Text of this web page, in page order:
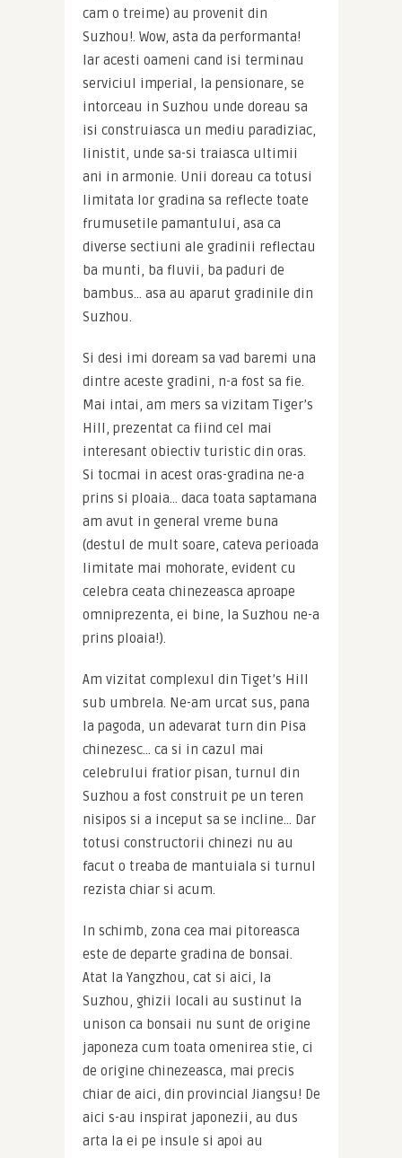
cam o treime) au provenit din
Suzhou!. Wow, asta da performanta!
Iar acesti oameni cand isi terminau
serviciul imperial, la pensionare, se
intorceau in Suzhou unde doreau sa
isi construiasca un mediu paradiziac,
linistit, unde sa-si traiasca ultimii
ani in armonie. Unii doreau ca totusi
limitata lor gradina sa reflecte toate
frumusetile pamantului, asa ca
diverse sectiuni ale gradinii reflectau
ba munti, ba fluvii, ba paduri de
bambus… asa au aparut gradinile din
Suzhou.
Si desi imi doream sa vad baremi una
dintre aceste gradini, n-a fost sa fie.
Mai intai, am mers sa vizitam Tiger’s
Hill, prezentat ca fiind cel mai
interesant obiectiv turistic din oras.
Si tocmai in acest oras-gradina ne-a
prins si ploaia… daca toata saptamana
am avut in general vreme buna
(destul de mult soare, cateva perioada
limitate mai mohorate, evident cu
celebra ceata chinezeasca aproape
omniprezenta, ei bine, la Suzhou ne-a
prins ploaia!).
Am vizitat complexul din Tiget’s Hill
sub umbrela. Ne-am urcat sus, pana
la pagoda, un adevarat turn din Pisa
chinezesc… ca si in cazul mai
celebrului fratior pisan, turnul din
Suzhou a fost construit pe un teren
nisipos si a inceput sa se incline… Dar
totusi constructorii chinezi nu au
facut o treaba de mantuiala si turnul
rezista chiar si acum.
In schimb, zona cea mai pitoreasca
este de departe gradina de bonsai.
Atat la Yangzhou, cat si aici, la
Suzhou, ghizii locali au sustinut la
unison ca bonsaii nu sunt de origine
japoneza cum toata omenirea stie, ci
de origine chinezeasca, mai precis
chiar de aici, din provincial Jiangsu! De
aici s-au inspirat japonezii, au dus
arta la ei pe insule si apoi au